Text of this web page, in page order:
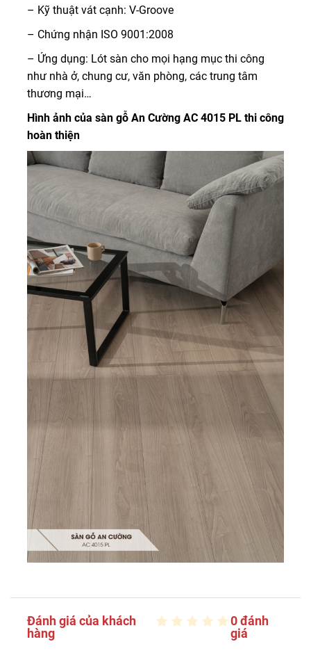
– Kỹ thuật vát cạnh: V-Groove
– Chứng nhận ISO 9001:2008
– Ứng dụng: Lót sàn cho mọi hạng mục thi công
như nhà ở, chung cư, văn phòng, các trung tâm
thương mại…
Hình ảnh của sàn gỗ An Cường AC 4015 PL thi công
hoàn thiện
Đánh giá của khách
hàng
0 đánh
giá